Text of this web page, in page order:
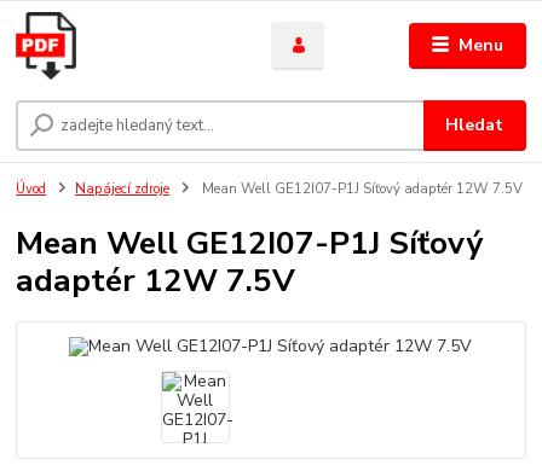
Menu
Hledat
Úvod Napájecí zdroje Mean Well GE12I07-P1J Síťový adaptér 12W 7.5V
Mean Well GE12I07-P1J Síťový
adaptér 12W 7.5V